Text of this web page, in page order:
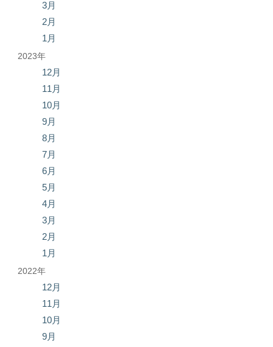
3月
2月
1月
2023年
12月
11月
10月
9月
8月
7月
6月
5月
4月
3月
2月
1月
2022年
12月
11月
10月
9月